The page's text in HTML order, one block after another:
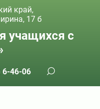
край,
17 б
с
6-46-06